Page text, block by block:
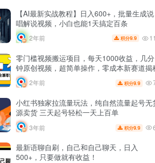
【AI最新实战教程】日入600+，批量生成说
唱解说视频，小白也能1天搞定百条
2年前 积分9.9
零门槛视频搬运项目，每天1000收益，几分
钟原创视频，超简单操作，零成本新赛道揭
2年前 积分9.9
小红书独家拉流量玩法，纯自然流量起号无
源卖货 三天起号轻松一天上百单
3年前 积分9.9
最新语聊自刷，自己和自己聊天，日入
500+，只要做就有收益！